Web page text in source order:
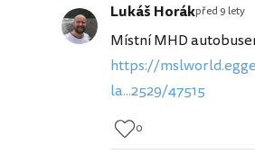
Lukáš Horákpřed 9 lety
Místní MHD
https://
la...2529/47515
0